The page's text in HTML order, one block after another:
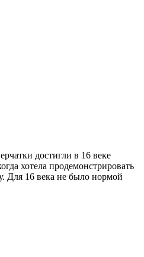
достигли в 16 веке
хотела продемонстрировать
Для 16 века не было нормой